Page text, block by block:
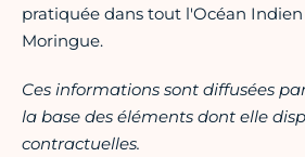
pratiquée dans tout l'Océan
Moringue.
Ces informations sont diffusées
la base des éléments dont elle
contractuelles.